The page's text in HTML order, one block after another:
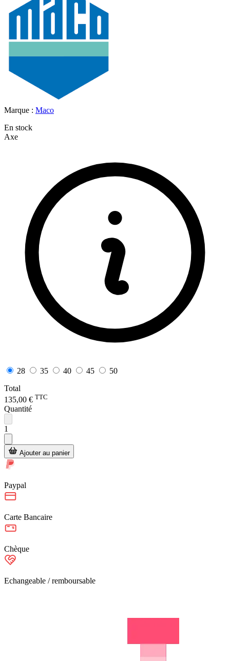
Marque : Maco
En stock
Axe
28 35 40 45
50
Total
135,00 € TTC
Quantité
1
Ajouter au panier
Paypal
Carte Bancaire
Chèque
Echangeable / remboursable